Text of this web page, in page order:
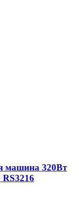
машина 320Вт